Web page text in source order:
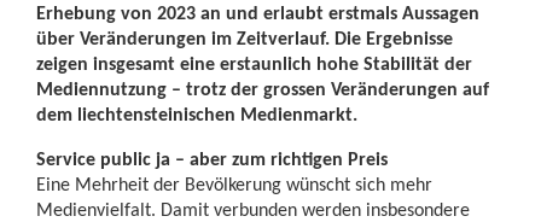
Erhebung von 2023 an und erlaubt erstmals Aussagen
über Veränderungen im Zeitverlauf. Die Ergebnisse
zeigen insgesamt eine erstaunlich hohe Stabilität der
Mediennutzung – trotz der grossen Veränderungen auf
dem liechtensteinischen Medienmarkt.
Service public ja – aber zum richtigen Preis
Eine Mehrheit der Bevölkerung wünscht sich mehr
Medienvielfalt. Damit verbunden werden insbesondere